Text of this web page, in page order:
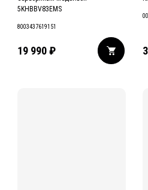
5KHBBV83EMS
8003437619151
19 990₽